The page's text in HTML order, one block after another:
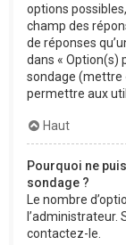
options
champ des
de réponses
dans « Option(s)
sondage (mettre
permettre aux
Haut
Pourquoi ne
sondage ?
Le nombre
l’administrateur.
contactez-le.